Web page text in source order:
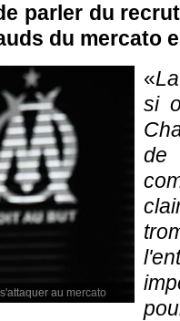
parler du
du mercato
au mercato
«
si